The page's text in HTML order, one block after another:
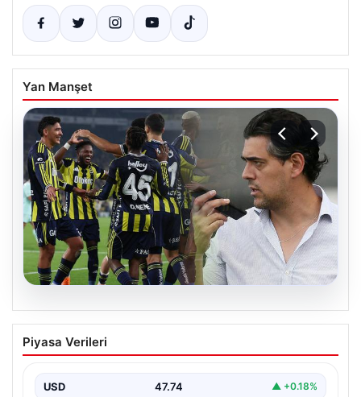
Yan Manşet
Atletico Mineiro’dan Fenerbahçe’nin
orta sahasına sürpriz ilgi: Paulo Bracks
Atletico Mineiro cephesinden Fenerbahçe’nin orta saha
Piyasa Verileri
USD 47.74 ▲ +0.18%